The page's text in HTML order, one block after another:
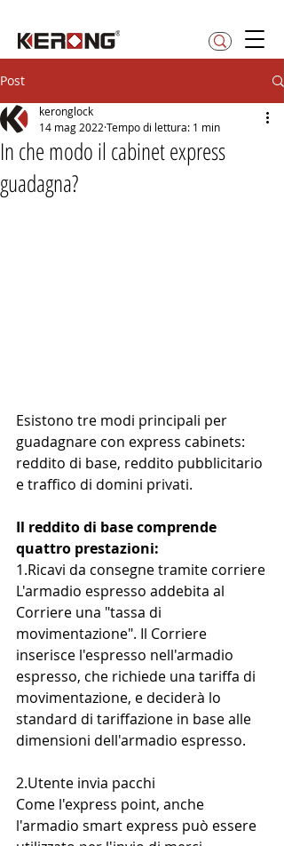
Post
In che modo il cabinet express
guadagna?
keronglock
14 mag 2022 Tempo di lettura: 1 min
Esistono tre modi principali per
guadagnare con express cabinets:
reddito di base, reddito pubblicitario
e traffico di domini privati.
Il reddito di base comprende
quattro prestazioni:
1.Ricavi da consegne tramite corriere
L'armadio espresso addebita al
Corriere una "tassa di
movimentazione". Il Corriere
inserisce l'espresso nell'armadio
espresso, che richiede una tariffa di
movimentazione, e deciderà lo
standard di tariffazione in base alle
dimensioni dell'armadio espresso.
2.Utente invia pacchi
Come l'express point, anche
l'armadio smart express può essere